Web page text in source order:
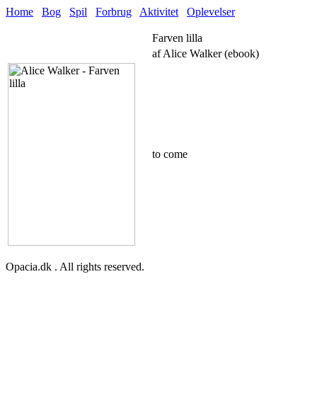
Home Bog Spil Forbrug Aktivitet Oplevelser
Farven lilla
af Alice Walker (ebook)
to come
Opacia.dk . All rights reserved.